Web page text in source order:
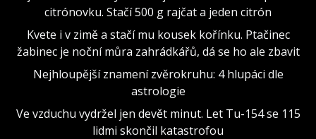
citrónovku. Stačí 500 g rajčat a jeden citrón
Kvete i v zimě a stačí mu kousek kořínku. Ptačinec
žabinec je noční můra zahrádkářů, dá se ho ale zbavit
Nejhloupější znamení zvěrokruhu: 4 hlupáci dle
astrologie
Ve vzduchu vydržel jen devět minut. Let Tu-154 se 115
lidmi skončil katastrofou